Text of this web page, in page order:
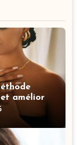
améliorer